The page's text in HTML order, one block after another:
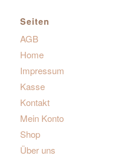
Seiten
AGB
Home
Impressum
Kasse
Kontakt
Mein Konto
Shop
Über uns